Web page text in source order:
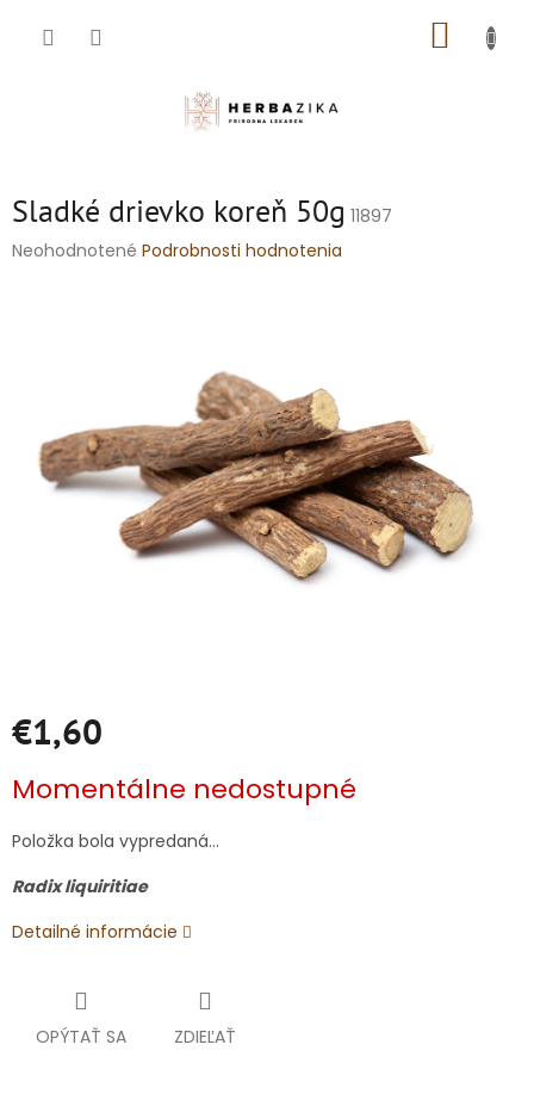
Sladké drievko koreň 50g 11897
Priemerné
Neohodnotené Podrobnosti hodnotenia
€1,60
cena:
Momentálne nedostupné
Položka bola vypredaná…
Radix liquiritiae
Detailné informácie
OPÝTAŤ SA ZDIEĽAŤ